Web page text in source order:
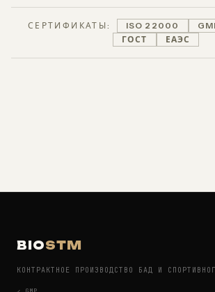
СЕРТИФИКАТЫ: ISO 22000
ГОСТ
ЕАЭС
BIOSTM
КОНТРАКТНОЕ ПРОИЗВОДСТВО БАД И